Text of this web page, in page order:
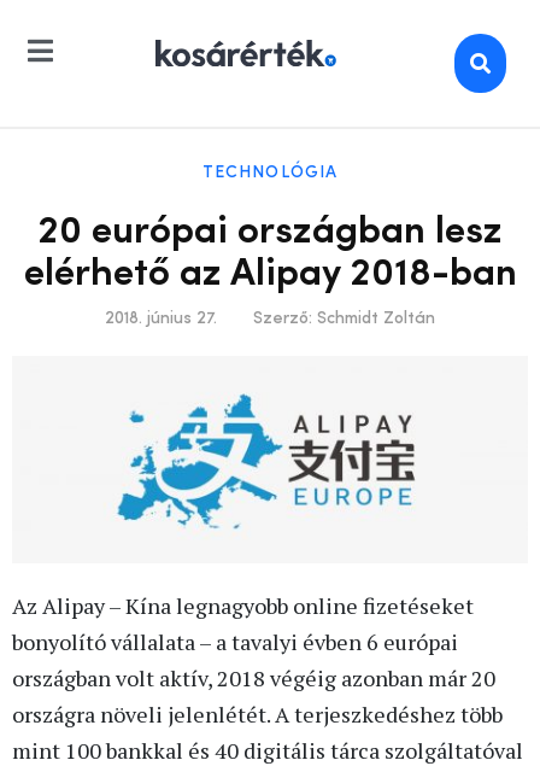
TECHNOLÓGIA
20 európai országban lesz
elérhető az Alipay 2018-ban
2018. június 27. Szerző: Schmidt Zoltán
Az Alipay – Kína legnagyobb online fizetéseket
bonyolító vállalata – a tavalyi évben 6 európai
országban volt aktív, 2018 végéig azonban már 20
országra növeli jelenlétét. A terjeszkedéshez több
mint 100 bankkal és 40 digitális tárca szolgáltatóval